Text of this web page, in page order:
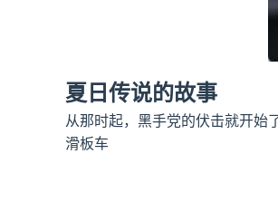
夏日传说的故事
从那时起，黑手党的伏击就开始
滑板车